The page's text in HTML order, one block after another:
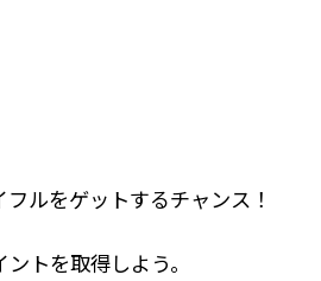
ルをゲットするチャンス！
トを取得しよう。